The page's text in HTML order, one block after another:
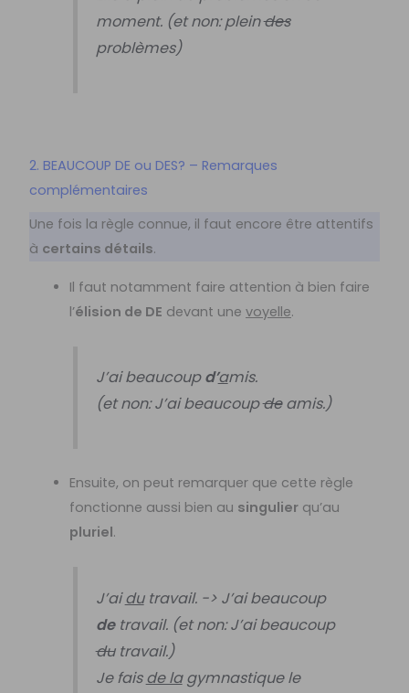
moment. (et non: pleindes
problèmes)
2. BEAUCOUP DE ou DES? – Remarques
complémentaires
Une fois la règle connue, il faut encore être attentifs
à certains détails.
Il faut notamment faire attention à bien faire
l’élision de DE devant une voyelle.
J’ai beaucoupd’amis.
(et non: J’ai beaucoupdeamis.)
Ensuite, on peut remarquer que cette règle
fonctionne aussi bien au singulier qu’au
pluriel.
J’aidutravail. -> J’ai beaucoup
detravail. (et non: J’ai beaucoup
dutravail.)
Je faisde lagymnastique le